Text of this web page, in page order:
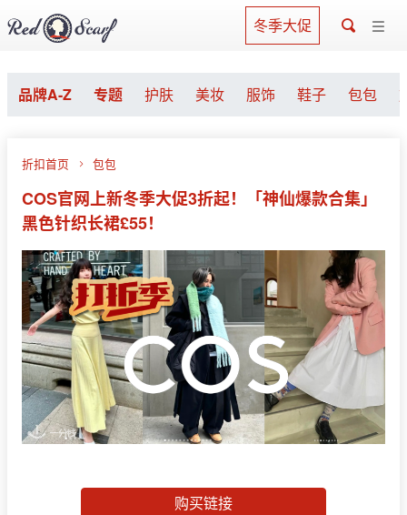
冬季大促
品牌A-Z 专题 护肤 美妆 服饰 鞋子 包包
折扣首页 包包
COS官网上新冬季大促3折起！「神仙爆款合集」
黑色针织长裙£55！
购买链接